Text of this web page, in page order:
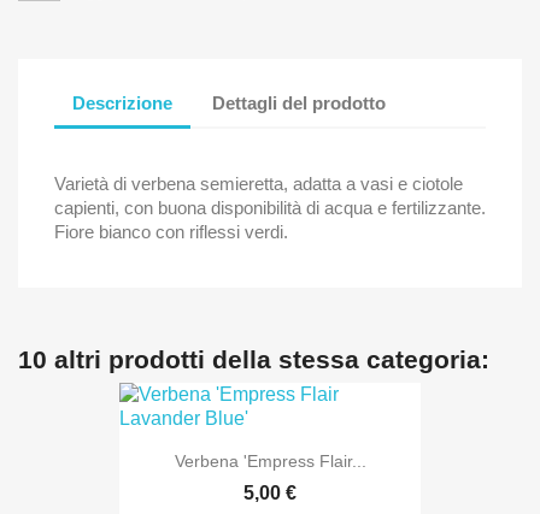
Descrizione Dettagli del prodotto
Varietà di verbena semieretta, adatta a vasi e ciotole
capienti, con buona disponibilità di acqua e fertilizzante.
Fiore bianco con riflessi verdi.
10 altri prodotti della stessa categoria:
Verbena 'Empress Flair...
5,00 €